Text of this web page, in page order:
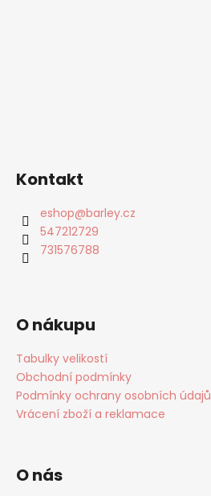
Kontakt
eshop@barley.cz
547212729
731576788
O nákupu
Tabulky velikostí
Obchodní podmínky
Podmínky ochrany osobních údajů
Vrácení zboží a reklamace
O nás